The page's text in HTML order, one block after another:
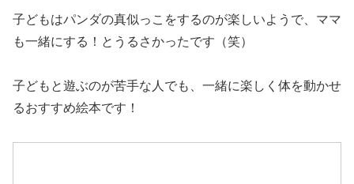
子どもはパンダの真似っこをするのが楽しいようで、ママ
も一緒にする！とうるさかったです（笑）
子どもと遊ぶのが苦手な人でも、一緒に楽しく体を動かせ
るおすすめ絵本です！